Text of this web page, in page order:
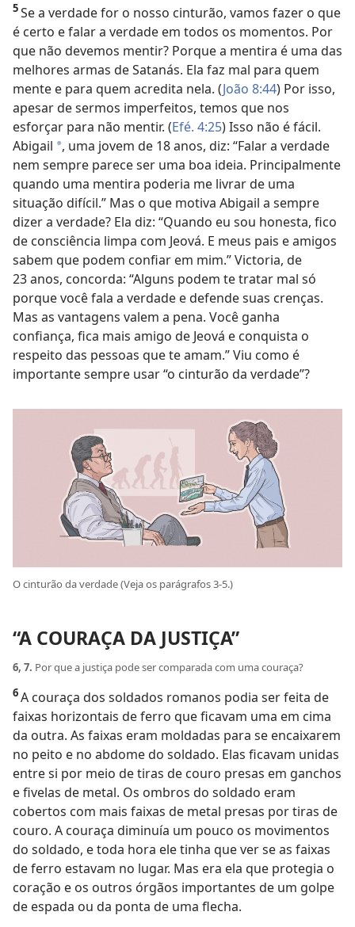
5Se a verdade for o nosso cinturão, vamos fazer o que
é certo e falar a verdade em todos os momentos. Por
que não devemos mentir? Porque a mentira é uma das
melhores armas de Satanás. Ela faz mal para quem
mente e para quem acredita nela. (João 8:44) Por isso,
apesar de sermos imperfeitos, temos que nos
esforçar para não mentir. (Efé. 4:25) Isso não é fácil.
Abigail *, uma jovem de 18 anos, diz: “Falar a verdade
nem sempre parece ser uma boa ideia. Principalmente
quando uma mentira poderia me livrar de uma
situação difícil.” Mas o que motiva Abigail a sempre
dizer a verdade? Ela diz: “Quando eu sou honesta, fico
de consciência limpa com Jeová. E meus pais e amigos
sabem que podem confiar em mim.” Victoria, de
23 anos, concorda: “Alguns podem te tratar mal só
porque você fala a verdade e defende suas crenças.
Mas as vantagens valem a pena. Você ganha
confiança, fica mais amigo de Jeová e conquista o
respeito das pessoas que te amam.” Viu como é
importante sempre usar “o cinturão da verdade”?
O cinturão da verdade (Veja os parágrafos 3-5.)
“A COURAÇA DA JUSTIÇA”
6, 7. Por que a justiça pode ser comparada com uma couraça?
6A couraça dos soldados romanos podia ser feita de
faixas horizontais de ferro que ficavam uma em cima
da outra. As faixas eram moldadas para se encaixarem
no peito e no abdome do soldado. Elas ficavam unidas
entre si por meio de tiras de couro presas em ganchos
e fivelas de metal. Os ombros do soldado eram
cobertos com mais faixas de metal presas por tiras de
couro. A couraça diminuía um pouco os movimentos
do soldado, e toda hora ele tinha que ver se as faixas
de ferro estavam no lugar. Mas era ela que protegia o
coração e os outros órgãos importantes de um golpe
de espada ou da ponta de uma flecha.